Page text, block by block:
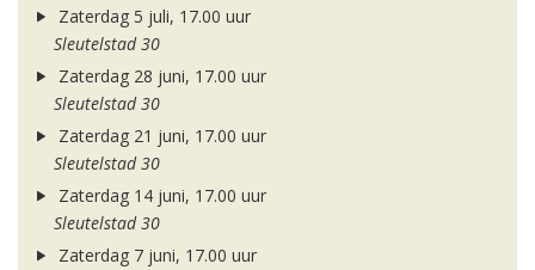
Zaterdag 5 juli, 17.00 uur
Sleutelstad 30
Zaterdag 28 juni, 17.00 uur
Sleutelstad 30
Zaterdag 21 juni, 17.00 uur
Sleutelstad 30
Zaterdag 14 juni, 17.00 uur
Sleutelstad 30
Zaterdag 7 juni, 17.00 uur